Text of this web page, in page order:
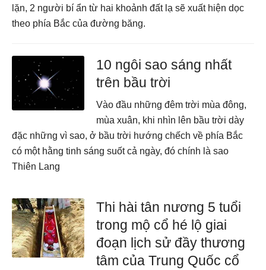
lặn, 2 người bí ẩn từ hai khoảnh đất lạ sẽ xuất hiện dọc
theo phía Bắc của đường băng.
10 ngôi sao sáng nhất
trên bầu trời
Vào đầu những đêm trời mùa đông,
mùa xuân, khi nhìn lên bầu trời dày
đặc những vì sao, ở bầu trời hướng chếch về phía Bắc
có một hằng tinh sáng suốt cả ngày, đó chính là sao
Thiên Lang
Thi hài tân nương 5 tuổi
trong mộ cổ hé lộ giai
đoạn lịch sử đầy thương
tâm của Trung Quốc cổ